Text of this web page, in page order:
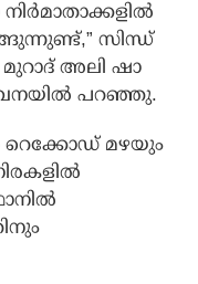
സിന്ധ്
മുറാദ് അലി ഷാ
പറഞ്ഞു.
മഴയും